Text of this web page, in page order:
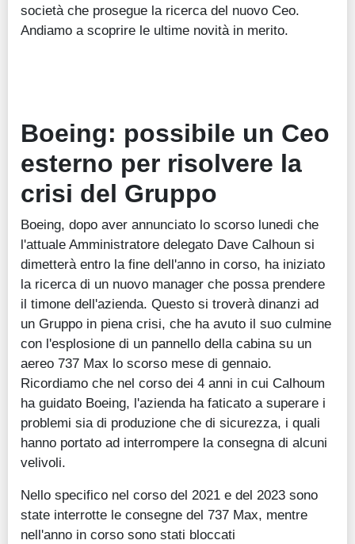
società che prosegue la ricerca del nuovo Ceo.
Andiamo a scoprire le ultime novità in merito.
Boeing: possibile un Ceo
esterno per risolvere la
crisi del Gruppo
Boeing, dopo aver annunciato lo scorso lunedi che
l'attuale Amministratore delegato Dave Calhoun si
dimetterà entro la fine dell'anno in corso, ha iniziato
la ricerca di un nuovo manager che possa prendere
il timone dell'azienda. Questo si troverà dinanzi ad
un Gruppo in piena crisi, che ha avuto il suo culmine
con l'esplosione di un pannello della cabina su un
aereo 737 Max lo scorso mese di gennaio.
Ricordiamo che nel corso dei 4 anni in cui Calhoum
ha guidato Boeing, l'azienda ha faticato a superare i
problemi sia di produzione che di sicurezza, i quali
hanno portato ad interrompere la consegna di alcuni
velivoli.
Nello specifico nel corso del 2021 e del 2023 sono
state interrotte le consegne del 737 Max, mentre
nell'anno in corso sono stati bloccati